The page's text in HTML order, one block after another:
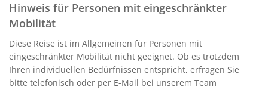
Hinweis für Personen mit eingeschränkter
Mobilität
Diese Reise ist im Allgemeinen für Personen mit
eingeschränkter Mobilität nicht geeignet. Ob es trotzdem
Ihren individuellen Bedürfnissen entspricht, erfragen Sie
bitte telefonisch oder per E-Mail bei unserem Team